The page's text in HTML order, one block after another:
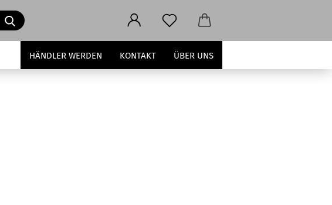
Suche...
HÄNDLER WERDEN KONTAKT ÜBER UNS